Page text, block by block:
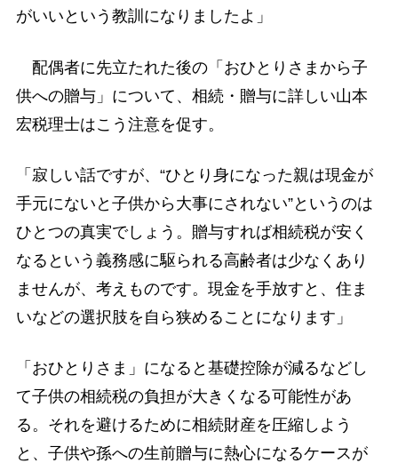
がいいという教訓になりましたよ」
配偶者に先立たれた後の「おひとりさまから子
供への贈与」について、相続・贈与に詳しい山本
宏税理士はこう注意を促す。
「寂しい話ですが、“ひとり身になった親は現金が
手元にないと子供から大事にされない”というのは
ひとつの真実でしょう。贈与すれば相続税が安く
なるという義務感に駆られる高齢者は少なくあり
ませんが、考えものです。現金を手放すと、住ま
いなどの選択肢を自ら狭めることになります」
「おひとりさま」になると基礎控除が減るなどし
て子供の相続税の負担が大きくなる可能性があ
る。それを避けるために相続財産を圧縮しよう
と、子供や孫への生前贈与に熱心になるケースが